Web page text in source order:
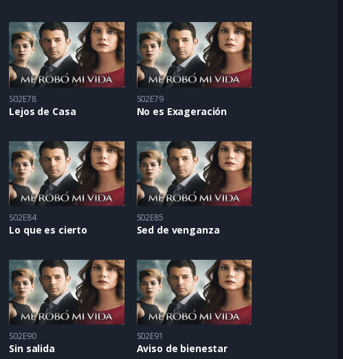
S02E78
Lejos de Casa
S02E79
No es Exageración
S02E84
Lo que es cierto
S02E85
Sed de venganza
S02E90
Sin salida
S02E91
Aviso de bienestar